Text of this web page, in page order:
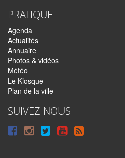
PRATIQUE
Agenda
Actualités
Annuaire
Photos & vidéos
Météo
Le Kiosque
Plan de la ville
SUIVEZ-NOUS
SuivreSuivreSuivreSyndiquer